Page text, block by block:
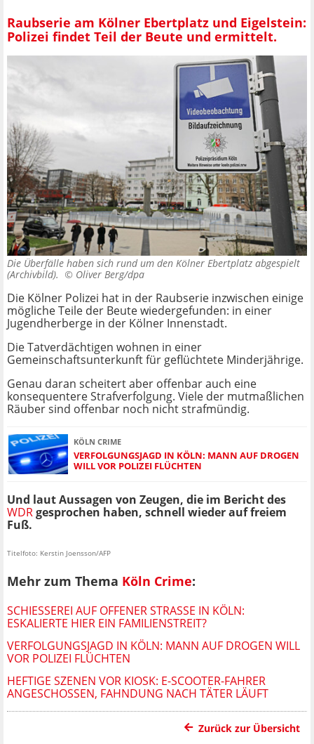
Raubserie am Kölner Ebertplatz und Eigelstein:
Polizei findet Teil der Beute und ermittelt.
Die Überfälle haben sich rund um den Kölner Ebertplatz abgespielt
(Archivbild). © Oliver Berg/dpa
Die Kölner Polizei hat in der Raubserie inzwischen einige
mögliche Teile der Beute wiedergefunden: in einer
Jugendherberge in der Kölner Innenstadt.
Die Tatverdächtigen wohnen in einer
Gemeinschaftsunterkunft für geflüchtete Minderjährige.
Genau daran scheitert aber offenbar auch eine
konsequentere Strafverfolgung. Viele der mutmaßlichen
Räuber sind offenbar noch nicht strafmündig.
KÖLN CRIME
VERFOLGUNGSJAGD IN KÖLN: MANN AUF DROGEN
WILL VOR POLIZEI FLÜCHTEN
Und laut Aussagen von Zeugen, die im Bericht des
WDRgesprochen haben, schnell wieder auf freiem
Fuß.
Titelfoto: Kerstin Joensson/AFP
Mehr zum Thema Köln Crime:
SCHIESSEREI AUF OFFENER STRASSE IN KÖLN: ES
KALIERTE HIER EIN FAMILIENSTREIT?
VERFOLGUNGSJAGD IN KÖLN: MANN AUF DROGEN WILL
VOR POLIZEI FLÜCHTEN
HEFTIGE SZENEN VOR KIOSK: E-SCOOTER-FAHRER
ANGESCHOSSEN, FAHNDUNG NACH TÄTER LÄUFT
Zurück zur Übersicht